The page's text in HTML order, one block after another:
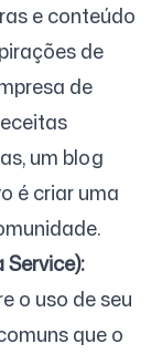
e conteúdo
de
de
um blog
é criar uma
o uso de seu
que o